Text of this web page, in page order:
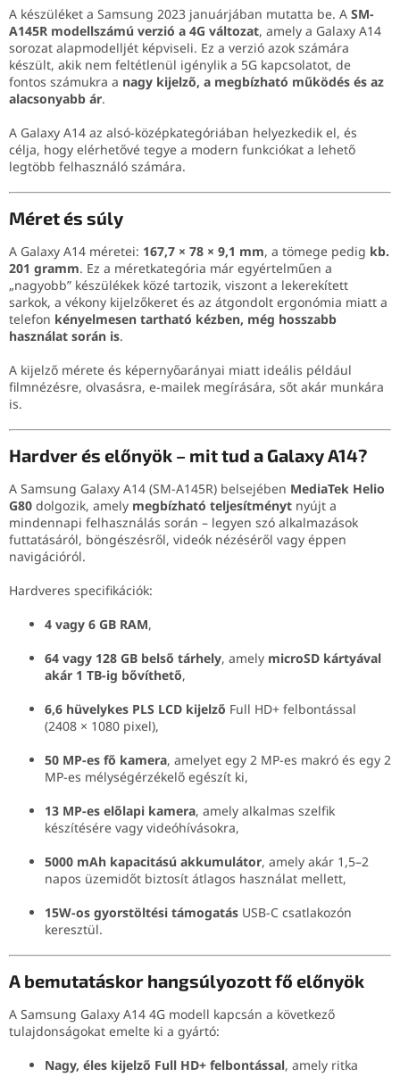
A készüléket a Samsung 2023 januárjában mutatta be. A SM-
A145R modellszámú verzió a 4G változat, amely a Galaxy A14
sorozat alapmodelljét képviseli. Ez a verzió azok számára
készült, akik nem feltétlenül igénylik a 5G kapcsolatot, de
fontos számukra a nagy kijelző, a megbízható működés és az
alacsonyabb ár.
A Galaxy A14 az alsó-középkategóriában helyezkedik el, és
célja, hogy elérhetővé tegye a modern funkciókat a lehető
legtöbb felhasználó számára.
Méret és súly
A Galaxy A14 méretei: 167,7 × 78 × 9,1 mm, a tömege pedig kb.
201 gramm. Ez a méretkategória már egyértelműen a
„nagyobb” készülékek közé tartozik, viszont a lekerekített
sarkok, a vékony kijelzőkeret és az átgondolt ergonómia miatt a
telefon kényelmesen tartható kézben, még hosszabb
használat során is.
A kijelző mérete és képernyőarányai miatt ideális például
filmnézésre, olvasásra, e-mailek megírására, sőt akár munkára
is.
Hardver és előnyök – mit tud a Galaxy A14?
A Samsung Galaxy A14 (SM-A145R) belsejében MediaTek Helio
G80 dolgozik, amely megbízható teljesítményt nyújt a
mindennapi felhasználás során – legyen szó alkalmazások
futtatásáról, böngészésről, videók nézéséről vagy éppen
navigációról.
Hardveres specifikációk:
4 vagy 6 GB RAM,
64 vagy 128 GB belső tárhely, amely microSD kártyával
akár 1 TB-ig bővíthető,
6,6 hüvelykes PLS LCD kijelző Full HD+ felbontással
(2408 × 1080 pixel),
50 MP-es fő kamera, amelyet egy 2 MP-es makró és egy 2
MP-es mélységérzékelő egészít ki,
13 MP-es előlapi kamera, amely alkalmas szelfik
készítésére vagy videóhívásokra,
5000 mAh kapacitású akkumulátor, amely akár 1,5–2
napos üzemidőt biztosít átlagos használat mellett,
15W-os gyorstöltési támogatás USB-C csatlakozón
keresztül.
A bemutatáskor hangsúlyozott fő előnyök
A Samsung Galaxy A14 4G modell kapcsán a következő
tulajdonságokat emelte ki a gyártó:
Nagy, éles kijelző Full HD+ felbontással, amely ritka